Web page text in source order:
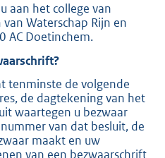
aan het college van
Waterschap Rijn en
AC Doetinchem.
tenminste de volgende
de dagtekening van het
waartegen u bezwaar
van dat besluit, de
maakt en uw
van een bezwaarschrift